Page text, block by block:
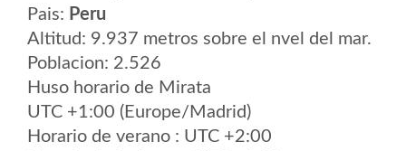
Pais: Peru
Altitud: 9.937 metros sobre el nvel del mar.
Poblacion: 2.526
Huso horario de Mirata
UTC +1:00 (Europe/Madrid)
Horario de verano : UTC +2:00